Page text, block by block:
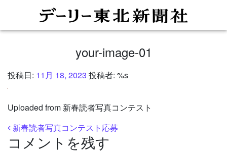
your-image-01
投稿日: 11月 18, 2023 投稿者: %s
Uploaded from 新春読者写真コンテスト
投稿ナビゲーション
新春読者写真コンテスト応募
コメントを残す